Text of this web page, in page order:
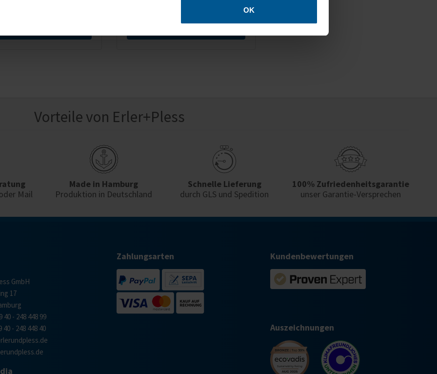
OK
Vorteile von Erler+Pless
Mail
Made in Hamburg
Produktion in Deutschland
Schnelle Lieferung
durch GLS und Spedition
100% Zufriedenheits­garantie
unser Garantie-Versprechen
GmbH
17
40 - 248 448 99
40 - 248 448 40
Zahlungsarten Kundenbewertungen
Auszeichnungen